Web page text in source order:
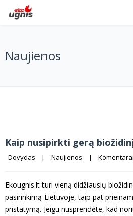
Naujienos
Kaip nusipirkti gerą
Dovydas | Naujienos | Komentarai
Ekougnis.lt turi vieną didžiausių
pasirinkimą Lietuvoje, taip pat
pristatymą. Jeigu nusprendėte, kad